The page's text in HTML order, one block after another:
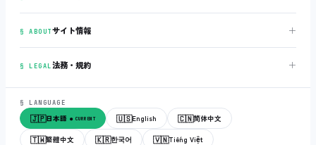
§ ABOUTサイト情報 ＋
§ LEGAL法務・規約 ＋
§ LANGUAGE
🇯🇵日本語 ● CURRENT 🇺🇸English 🇨🇳简体中文
🇹🇼繁體中文 🇰🇷한국어 🇻🇳Tiếng Việt